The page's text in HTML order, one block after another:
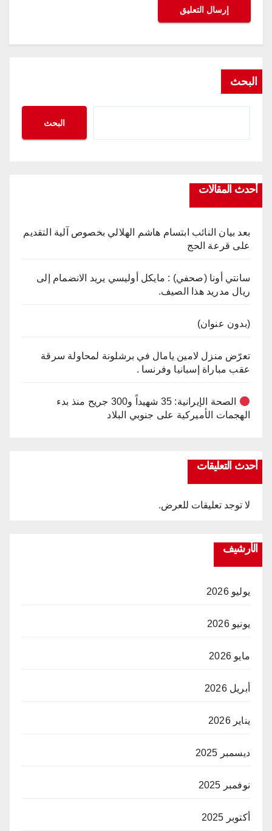
البحث
البحث
أحدث المقالات
بعد بيان النائب ابتسام هاشم الهلالي بخصوص آلية التقديم
على قرعة الحج
سانتي أونا (صحفي) : مايكل أوليسي يريد الانضمام إلى
ريال مدريد هذا الصيف.
(بدون عنوان)
تعرّض منزل لامين يامال في برشلونة لمحاولة سرقة
عقب مباراة إسبانيا وفرنسا .
الصحة الإيرانية: 35 شهيداً و300 جريح منذ بدء
الهجمات الأميركية على جنوبي البلاد
أحدث التعليقات
لا توجد تعليقات للعرض.
الأرشيف
يوليو 2026
يونيو 2026
مايو 2026
أبريل 2026
يناير 2026
ديسمبر 2025
نوفمبر 2025
أكتوبر 2025